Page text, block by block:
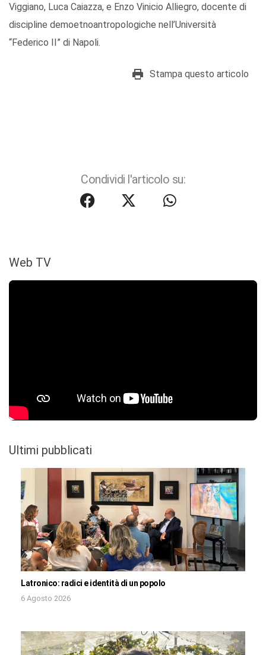
Viggiano, Luca Caiazza, e Enzo Vinicio Alliegro, docente di
discipline demoetnoantropologiche nell’Università
“Federico II” di Napoli.
Stampa questo articolo
Condividi l'articolo su:
Web TV
Ultimi pubblicati
Latronico: radici e identità di un popolo
6 Agosto 2026